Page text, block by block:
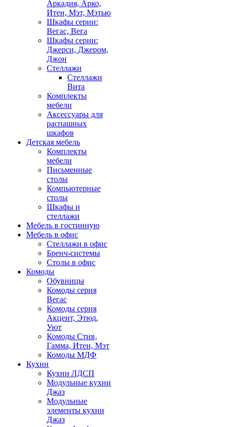
Аркадия, Арко,
Итен, Мэт, Мэтью
Шкафы серии:
Вегас, Вега
Шкафы серии:
Джерси, Джером,
Джон
Стеллажи
Стеллажи
Вита
Комплекты
мебели
Аксессуары для
распашных
шкафов
Детская мебель
Комплекты
мебели
Письменные
столы
Компьютерные
столы
Шкафы и
стеллажи
Мебель в гостинную
Мебель в офис
Стеллажи в офис
Бренч-системы
Столы в офис
Комоды
Обувницы
Комоды серия
Вегас
Комоды серия
Акцент, Этюд,
Уют
Комоды Стив,
Гамма, Итен, Мэт
Комоды МДФ
Кухни
Кухни ЛДСП
Модульные кухни
Джаз
Модульные
элементы кухни
Джаз